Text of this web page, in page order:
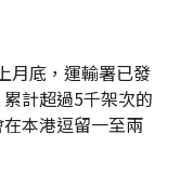
月底，運輸署已發
計超過5千架次的
本港逗留一至兩